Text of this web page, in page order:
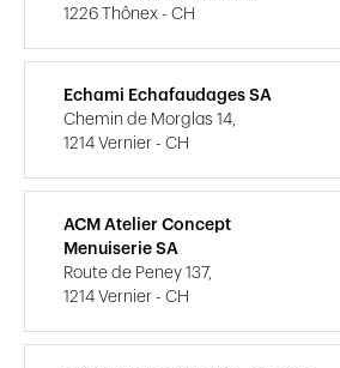
1226 Thônex - CH
Echami Echafaudages SA
Chemin de Morglas 14,
1214 Vernier - CH
ACM Atelier Concept
Menuiserie SA
Route de Peney 137,
1214 Vernier - CH